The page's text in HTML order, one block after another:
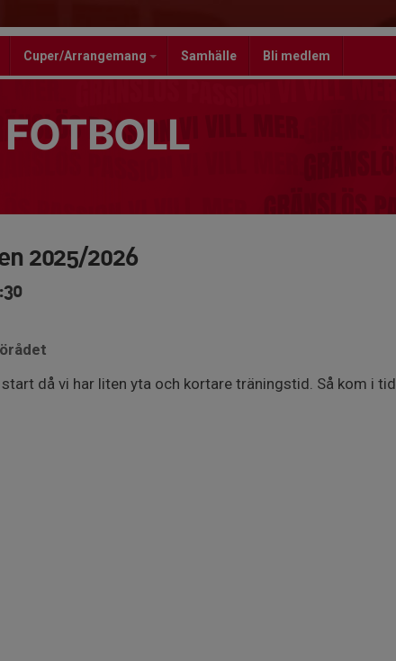
Cuper/Arrangemang Samhälle Bli medlem
2025/2026
då vi har liten yta och kortare träningstid. Så kom i tid